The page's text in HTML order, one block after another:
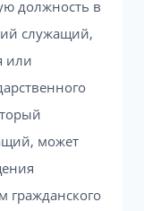
должность в
служащий,
или
может
гражданского